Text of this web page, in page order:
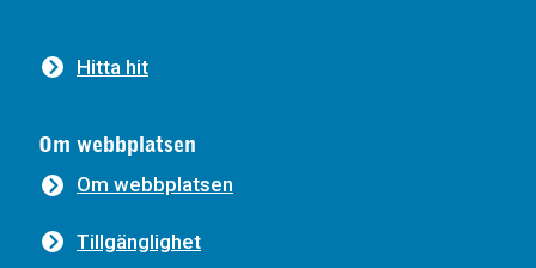
Hitta hit
Om webbplatsen
Om webbplatsen
Tillgänglighet